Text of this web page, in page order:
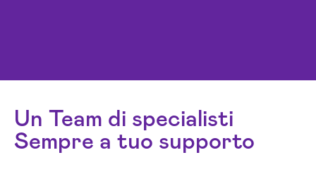
Un Team di specialisti
Sempre a tuo supporto